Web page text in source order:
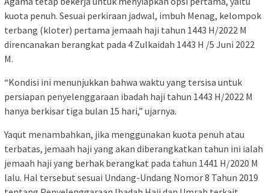
kuota penuh. Sesuai perkiraan jadwal, imbuh Menag, kelompok
terbang (kloter) pertama jemaah haji tahun 1443 H/2022 M
direncanakan berangkat pada 4 Zulkaidah 1443 H /5 Juni 2022
M.
“Kondisi ini menunjukkan bahwa waktu yang tersisa untuk
persiapan penyelenggaraan ibadah haji tahun 1443 H/2022 M
hanya berkisar tiga bulan 15 hari,” ujarnya.
Yaqut menambahkan, jika menggunakan kuota penuh atau
terbatas, jemaah haji yang akan diberangkatkan tahun ini ialah
jemaah haji yang berhak berangkat pada tahun 1441 H/2020 M
lalu. Hal tersebut sesuai Undang-Undang Nomor 8 Tahun 2019